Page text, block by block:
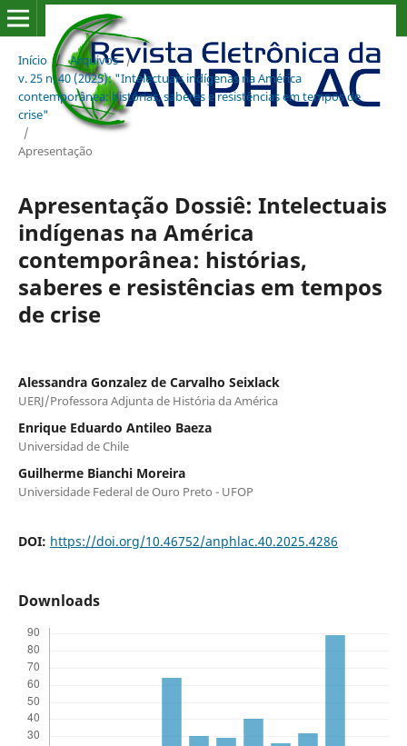
Início / Arquivos /
v. 25 n. 40 (2025): "Intelectuais indígenas na América
contemporânea: histórias, saberes e resistências em tempos de
crise"
/
Apresentação
Apresentação Dossiê: Intelectuais
indígenas na América
contemporânea: histórias,
saberes e resistências em tempos
de crise
Alessandra Gonzalez de Carvalho Seixlack
UERJ/Professora Adjunta de História da América
Enrique Eduardo Antileo Baeza
Universidad de Chile
Guilherme Bianchi Moreira
Universidade Federal de Ouro Preto - UFOP
DOI: https://doi.org/10.46752/anphlac.40.2025.4286
Downloads